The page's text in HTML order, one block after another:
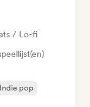
/ Lo-fi
Indie pop